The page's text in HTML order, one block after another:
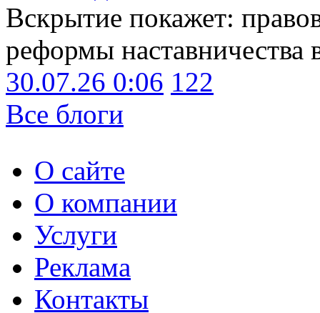
Вскрытие покажет:
реформы наставничества
30.07.26 0:06 122
Все блоги
О сайте
О компании
Услуги
Реклама
Контакты